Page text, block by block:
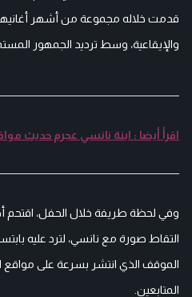
قدمت خلاله مجموعة من أشهر أغانيها
والإيقاعية، وسط ترديد الجمهور
اقرأ أيضا : ابنة نانسي عجرم حديث
وفي لحظة طريفة خلال الحفل، اقتحم
التقاط صورة مع نانسي، لترد عليه
الموقف الذي انتشر بسرعة على مواقع
المتابعين.